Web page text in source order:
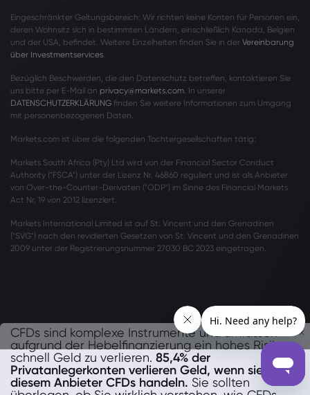
CFDs sind komplexe Instrumente und umfassen
aufgrund der Hebelfinanzierung ein hohes Risiko,
schnell Geld zu verlieren. 85,4% der
Privatanlegerkonten verlieren Geld, wenn sie mit
diesem Anbieter CFDs handeln. Sie sollten
Eingeschränkter Geltungsbereich: Wir richten keine Konten für Personen ein,
deren Wohnsitz sich in bestimmten Ländern, einschließlich Kanada, Belgien
und der USA, befindet. Weitere Einzelheiten finden Sie in der Vereinbarung
über Investmentservices.
Bezüglich Beschwerden, die den Datenschutz betreffen, kontaktieren Sie
uns bitte per E-Mail an privacy@markets.com. In unserer
DATENSCHUTZERKLÄRUNG finden Sie weitere Informationen zum Umgang
mit personenbezogenen Daten.
Markets.com ist über die folgenden Tochtergesellschaften tätig:
Markets South Africa (Pty) Ltd wird von der Financial Sector Conduct
Authority ("FSCA") unter der Lizenz Nr. 46860 reguliert und ist als Anbieter
von Over-the-Counter-Derivaten ("ODP") im Sinne des Financial Markets
Act Nr. 19 von 2012 lizenziert.
Markets International Limited ist auf St. Vincent und den Grenadinen
("SVG") nach den revidierten Gesetzen von St. Vincent und den Grenadinen
2009 unter der Registrierungsnummer 27030 BC 2023 eingetragen.